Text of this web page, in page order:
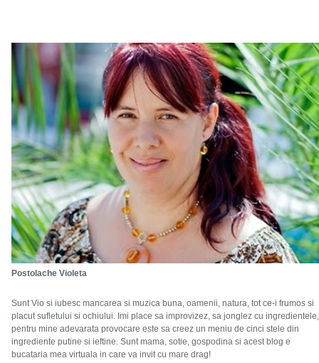
Postolache Violeta
Sunt Vio si iubesc mancarea si muzica buna, oamenii, natura, tot ce-i frumos si
placut sufletului si ochiului. Imi place sa improvizez, sa jonglez cu ingredientele,
pentru mine adevarata provocare este sa creez un meniu de cinci stele din
ingrediente putine si ieftine. Sunt mama, sotie, gospodina si acest blog e
bucataria mea virtuala in care va invit cu mare drag!